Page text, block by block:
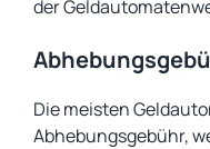
der
Die meisten
Abhebungsgebühr,